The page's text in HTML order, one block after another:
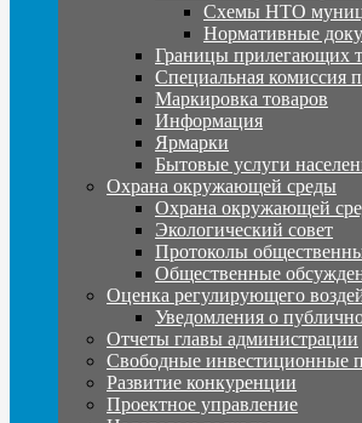
Схемы НТО
Нормативные
Границы прилегающих
Специальная комиссия
Маркировка товаров
Информация
Ярмарки
Бытовые услуги
Охрана окружающей среды
Охрана окружающей
Экологический совет
Протоколы
Общественные
Оценка регулирующего
Уведомления о
Отчеты главы администрации
Свободные инвестиционные
Развитие конкуренции
Проектное управление